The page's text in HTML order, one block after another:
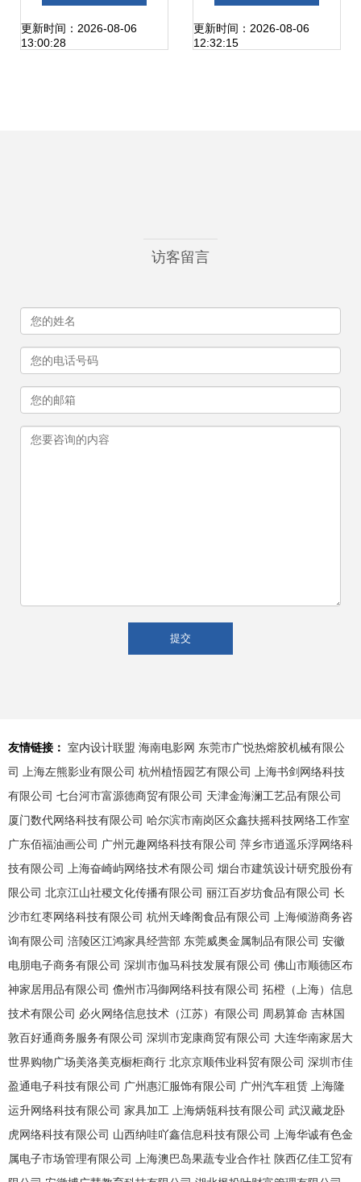
签约仪式圆满举
更新时间：2026-08-06
13:00:28
造产业新引擎
更新时间：2026-08-06
12:32:15
访客留言
友情链接： 室内设计联盟 海南电影网 东莞市广悦热熔胶机械有限公
司
上海左熊影业有限公司 杭州植悟园艺有限公司
上海书剑网络科技
有限公司 七台河市富源德商贸有限公司 天津金海澜工艺品有限公司
厦门数代网络科技有限公司 哈尔滨市南岗区众鑫扶摇科技网络工作室
广东佰福油画公司 广州元趣网络科技有限公司 萍乡市逍遥乐浮网络科
技有限公司
上海奋崎屿网络技术有限公司 烟台市建筑设计研究股份有
限公司 北京江山社稷文化传播有限公司 丽江百岁坊食品有限公司 长
沙市红枣网络科技有限公司 杭州天峰阁食品有限公司
上海倾游商务咨
询有限公司 涪陵区江鸿家具经营部 东莞威奥金属制品有限公司 安徽
电朋电子商务有限公司 深圳市伽马科技发展有限公司 佛山市顺德区布
神家居用品有限公司 儋州市冯御网络科技有限公司 拓橙（上海）信息
技术有限公司 必火网络信息技术（江苏）有限公司 周易算命 吉林国
敦百好通商务服务有限公司 深圳市宠康商贸有限公司 大连华南家居大
世界购物广场美洛美克橱柜商行 北京京顺伟业科贸有限公司 深圳市佳
盈通电子科技有限公司 广州惠汇服饰有限公司 广州汽车租赁
上海隆
运升网络科技有限公司 家具加工 上海炳瓴科技有限公司 武汉藏龙卧
虎网络科技有限公司 山西纳哇吖鑫信息科技有限公司
上海华诚有色金
属电子市场管理有限公司
上海澳巴岛果蔬专业合作社 陕西亿佳工贸有